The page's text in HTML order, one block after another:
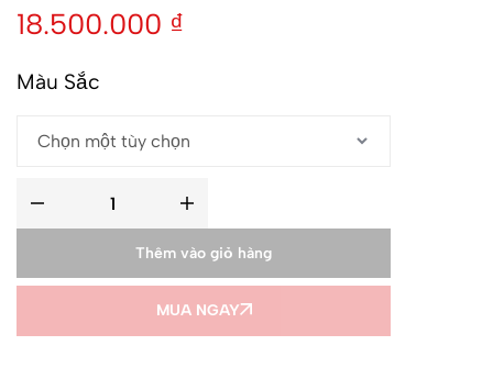
18.500.000 ₫
Màu Sắc
Thêm vào giỏ hàng
MUA NGAY